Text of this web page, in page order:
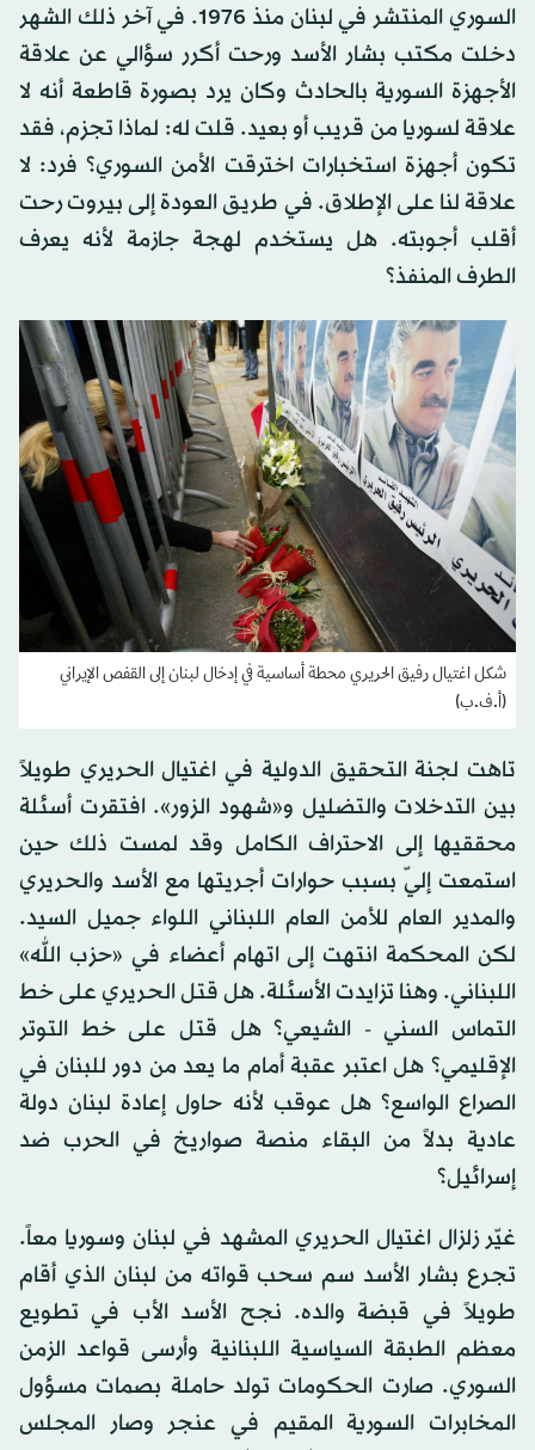
السوري المنتشر في لبنان منذ 1976. في آخر ذلك الشهر
دخلت مكتب بشار الأسد ورحت أكرر سؤالي عن علاقة
الأجهزة السورية بالحادث وكان يرد بصورة قاطعة أنه لا
علاقة لسوريا من قريب أو بعيد. قلت له: لماذا تجزم، فقد
تكون أجهزة استخبارات اخترقت الأمن السوري؟ فرد: لا
علاقة لنا على الإطلاق. في طريق العودة إلى بيروت رحت
أقلب أجوبته. هل يستخدم لهجة جازمة لأنه يعرف
الطرف المنفذ؟
شكل اغتيال رفيق الحريري محطة أساسية في إدخال لبنان إلى القفص الإيراني
(أ.ف.ب)
تاهت لجنة التحقيق الدولية في اغتيال الحريري طويلاً
بين التدخلات والتضليل و«شهود الزور». افتقرت أسئلة
محققيها إلى الاحتراف الكامل وقد لمست ذلك حين
استمعت إليّ بسبب حوارات أجريتها مع الأسد والحريري
والمدير العام للأمن العام اللبناني اللواء جميل السيد.
لكن المحكمة انتهت إلى اتهام أعضاء في «حزب الله»
اللبناني. وهنا تزايدت الأسئلة. هل قتل الحريري على خط
التماس السني - الشيعي؟ هل قتل على خط التوتر
الإقليمي؟ هل اعتبر عقبة أمام ما يعد من دور للبنان في
الصراع الواسع؟ هل عوقب لأنه حاول إعادة لبنان دولة
عادية بدلاً من البقاء منصة صواريخ في الحرب ضد
إسرائيل؟
غيّر زلزال اغتيال الحريري المشهد في لبنان وسوريا معاً.
تجرع بشار الأسد سم سحب قواته من لبنان الذي أقام
طويلاً في قبضة والده. نجح الأسد الأب في تطويع
معظم الطبقة السياسية اللبنانية وأرسى قواعد الزمن
السوري. صارت الحكومات تولد حاملة بصمات مسؤول
المخابرات السورية المقيم في عنجر وصار المجلس